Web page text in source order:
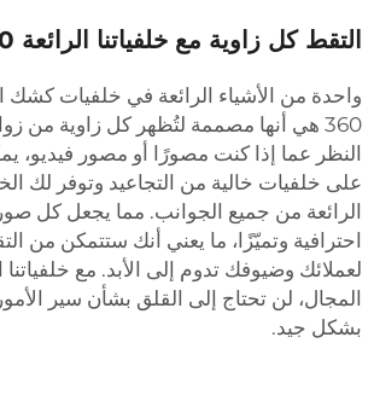
كل زاوية مع خلفياتنا الرائعة 360
من الأشياء الرائعة في خلفيات كشك
360 هي أنها مصممة لتُظهر كل زاوية من
عما إذا كنت مصورًا أو مصور فيديو،
خلفيات خالية من التجاعيد وتوفر لك
من جميع الجوانب. مما يجعل كل صورة
وتميّزًا، ما يعني أنك ستتمكن من
وضيوفك تدوم إلى الأبد. مع خلفياتنا
لن تحتاج إلى القلق بشأن سير الأمور
جيد.